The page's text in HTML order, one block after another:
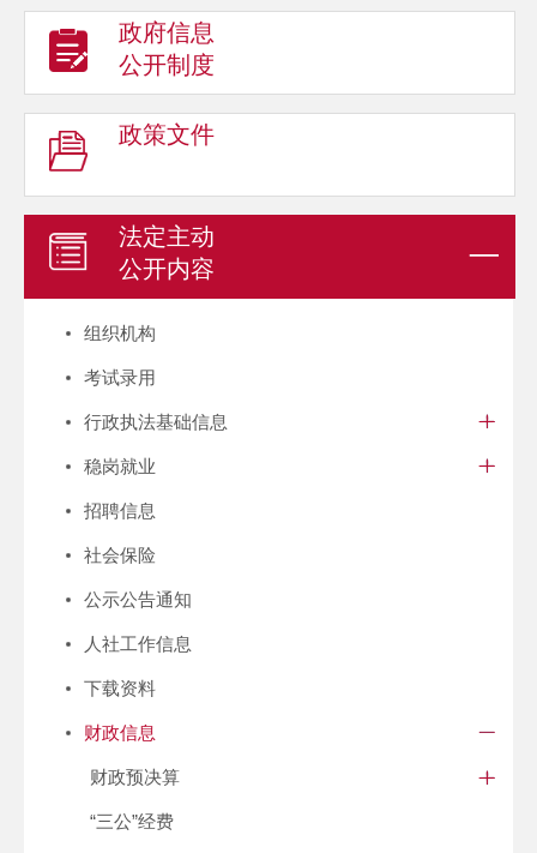
政府信息
公开制度
政策文件
法定主动
公开内容
组织机构
考试录用
行政执法基础信息
稳岗就业
招聘信息
社会保险
公示公告通知
人社工作信息
下载资料
财政信息
财政预决算
“三公”经费